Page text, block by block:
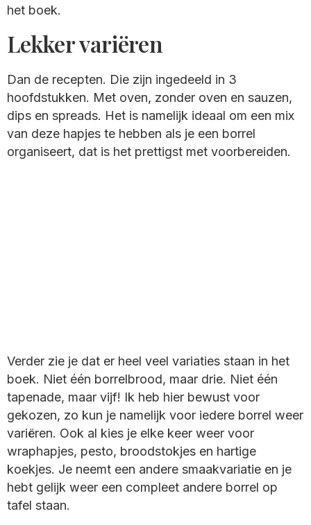
het boek.
Lekker variëren
Dan de recepten. Die zijn ingedeeld in 3
hoofdstukken. Met oven, zonder oven en sauzen,
dips en spreads. Het is namelijk ideaal om een mix
van deze hapjes te hebben als je een borrel
organiseert, dat is het prettigst met voorbereiden.
Verder zie je dat er heel veel variaties staan in het
boek. Niet één borrelbrood, maar drie. Niet één
tapenade, maar vijf! Ik heb hier bewust voor
gekozen, zo kun je namelijk voor iedere borrel weer
variëren. Ook al kies je elke keer weer voor
wraphapjes, pesto, broodstokjes en hartige
koekjes. Je neemt een andere smaakvariatie en je
hebt gelijk weer een compleet andere borrel op
tafel staan.